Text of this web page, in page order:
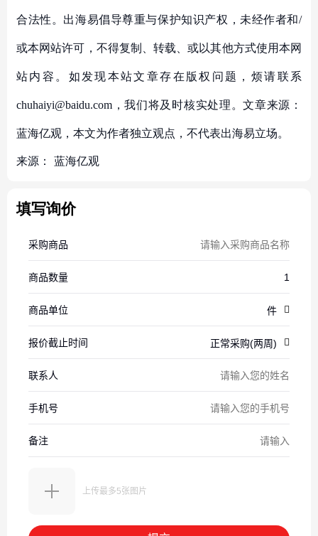
合法性。出海易倡导尊重与保护知识产权，未经作者和/
或本网站许可，不得复制、转载、或以其他方式使用本网
站内容。如发现本站文章存在版权问题，烦请联系
chuhaiyi@baidu.com，我们将及时核实处理。文章来源：
蓝海亿观，本文为作者独立观点，不代表出海易立场。
来源： 蓝海亿观
填写询价